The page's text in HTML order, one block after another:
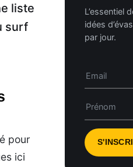
liste
surf
pour
ici
L’essentiel
idées
par jour.